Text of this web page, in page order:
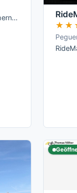
Elite Sports gehört zu den wenigen Verleihern auf Mallorca mit echten All-Inclusive-Preisen: Versicherung, Radanpassung, Zubehör und …